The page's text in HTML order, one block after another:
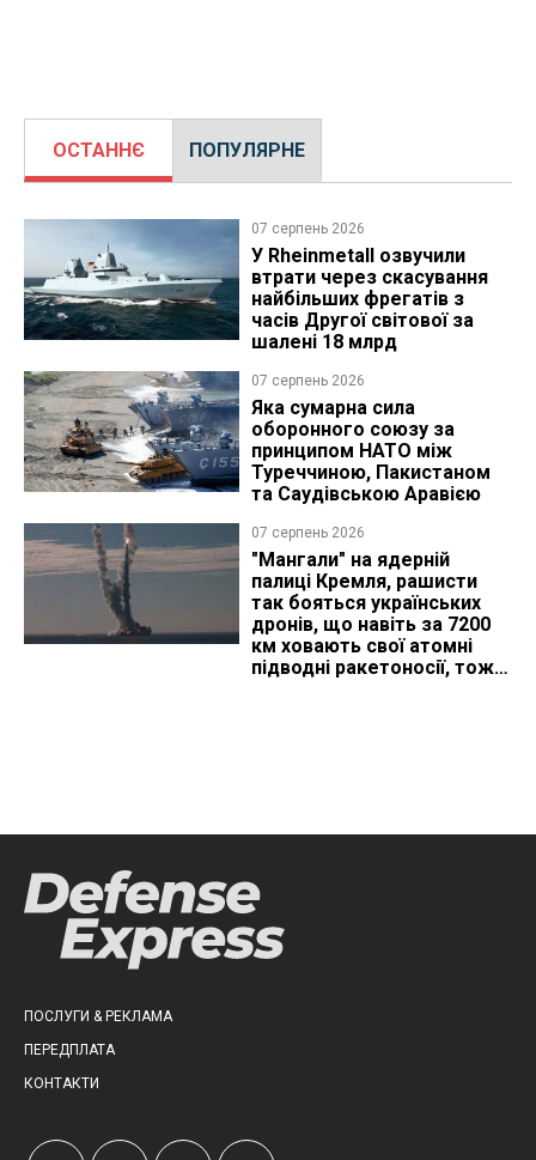
ОСТАННЄ ПОПУЛЯРНЕ
07 серпень 2026
У Rheinmetall озвучили
втрати через скасування
найбільших фрегатів з
часів Другої світової за
шалені 18 млрд
07 серпень 2026
Яка сумарна сила
оборонного союзу за
принципом НАТО між
Туреччиною, Пакистаном
та Саудівською Аравією
07 серпень 2026
"Мангали" на ядерній
палиці Кремля, рашисти
так бояться українських
дронів, що навіть за 7200
км ховають свої атомні
підводні ракетоносії, тож
ПОСЛУГИ & РЕКЛАМА
ПЕРЕДПЛАТА
КОНТАКТИ